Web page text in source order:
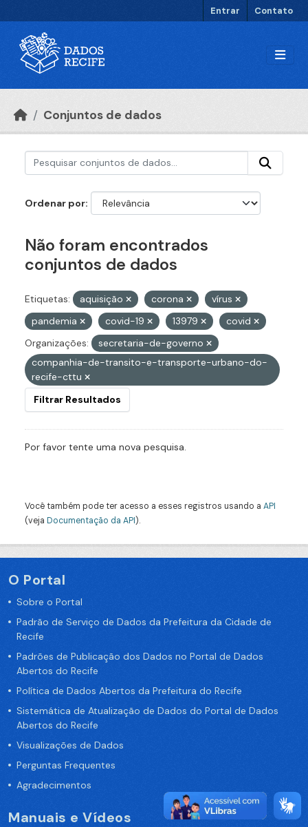
Entrar Contato
Conjuntos de dados
Ordenar por
Não foram encontrados
conjuntos de dados
Etiquetas: aquisição corona
vírus
pandemia
covid-19 13979
covid
Organizações:
secretaria-de-governo
companhia-de-transito-e-transporte-urbano-do-
recife-cttu
Filtrar Resultados
Por favor tente uma nova pesquisa.
Você também pode ter acesso a esses registros usando a API
(veja Documentação da API).
O Portal
Sobre o Portal
Padrão de Serviço de Dados da Prefeitura da Cidade de
Recife
Padrões de Publicação dos Dados no Portal de Dados
Abertos do Recife
Política de Dados Abertos da Prefeitura do Recife
Sistemática de Atualização de Dados do Portal de Dados
Abertos do Recife
Visualizações de Dados
Perguntas Frequentes
Agradecimentos
Manuais e Vídeos